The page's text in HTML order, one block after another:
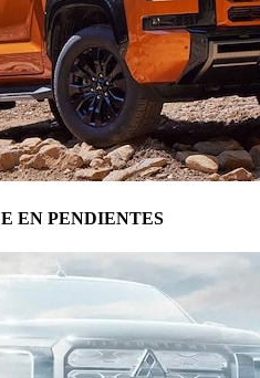
EN PENDIENTES